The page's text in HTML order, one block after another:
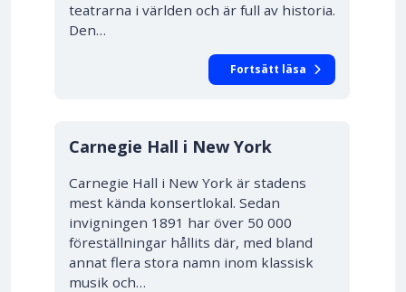
teatrarna i världen och är full av historia.
Den…
Fortsätt läsa
Carnegie Hall i New York
Carnegie Hall i New York är stadens
mest kända konsertlokal. Sedan
invigningen 1891 har över 50 000
föreställningar hållits där, med bland
annat flera stora namn inom klassisk
musik och…